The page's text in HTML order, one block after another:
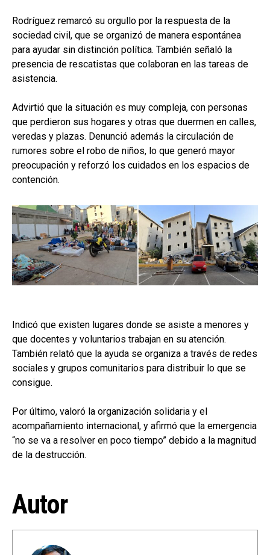
Rodríguez remarcó su orgullo por la respuesta de la
sociedad civil, que se organizó de manera espontánea
para ayudar sin distinción política. También señaló la
presencia de rescatistas que colaboran en las tareas de
asistencia.
Advirtió que la situación es muy compleja, con personas
que perdieron sus hogares y otras que duermen en calles,
veredas y plazas. Denunció además la circulación de
rumores sobre el robo de niños, lo que generó mayor
preocupación y reforzó los cuidados en los espacios de
contención.
Indicó que existen lugares donde se asiste a menores y
que docentes y voluntarios trabajan en su atención.
También relató que la ayuda se organiza a través de redes
sociales y grupos comunitarios para distribuir lo que se
consigue.
Por último, valoró la organización solidaria y el
acompañamiento internacional, y afirmó que la emergencia
“no se va a resolver en poco tiempo” debido a la magnitud
de la destrucción.
Autor